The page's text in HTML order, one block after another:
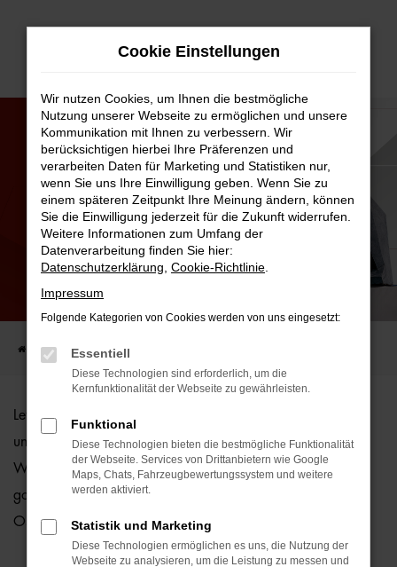
Zum
CHRISTBAUM FÜR TIM BRUNNHUBER.
TRADITION IST TRADITION!
Startseite AUTO-FAMILIE
Letzte Woche holte unser langjähriger Kooperationspartner
und DEL-Spieler der Straubing Tigers Tim Brunnhuber sein
Weihnachtsgeschenk der Auto-Familie ab – einen
gorillastarken Weihnachtsbaum! Seit Jahren pflegt die
Ostermaier-Gruppe diese schöne Tradition mit ihm!
Cookie Einstellungen
Wir nutzen Cookies, um Ihnen die bestmögliche
Nutzung unserer Webseite zu ermöglichen und unsere
Kommunikation mit Ihnen zu verbessern. Wir
berücksichtigen hierbei Ihre Präferenzen und
verarbeiten Daten für Marketing und Statistiken nur,
wenn Sie uns Ihre Einwilligung geben. Wenn Sie zu
einem späteren Zeitpunkt Ihre Meinung ändern, können
Sie die Einwilligung jederzeit für die Zukunft widerrufen.
Weitere Informationen zum Umfang der
Datenverarbeitung finden Sie hier:
Datenschutzerklärung Cookie-Richtlinie
Impressum
Folgende Kategorien von Cookies werden von uns eingesetzt:
Essentiell
Diese Technologien sind erforderlich, um die
Kernfunktionalität der Webseite zu gewährleisten.
Funktional
Diese Technologien bieten die bestmögliche Funktionalität
der Webseite. Services von Drittanbietern wie Google
Maps, Chats, Fahrzeugbewertungssystem und weitere
werden aktiviert.
Statistik und Marketing
Diese Technologien ermöglichen es uns, die Nutzung der
Webseite zu analysieren, um die Leistung zu messen und